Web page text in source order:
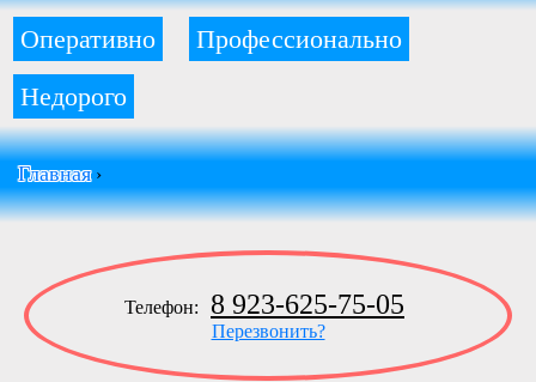
Оперативно
Профессионально
Недорого
Главная›
Телефон: 8 923-625-75-05
Перезвонить?